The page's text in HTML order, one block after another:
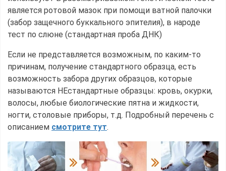
является ротовой мазок при помощи ватной палочки
(забор защечного буккального эпителия), в народе
тест по слюне (стандартная проба ДНК)
Если не представляется возможным, по каким-то
причинам, получение стандартного образца, есть
возможность забора других образцов, которые
называются НЕстандартные образцы: кровь, окурки,
волосы, любые биологические пятна и жидкости,
ногти, столовые приборы, т.д. Подробный перечень с
описанием смотрите тут.